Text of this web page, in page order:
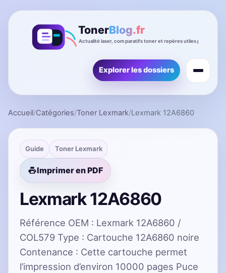
Explorer les dossiers
Accueil/Catégories/Toner Lexmark/Lexmark 12A6860
Guide Toner Lexmark
Imprimer en PDF
Lexmark 12A6860
Référence OEM : Lexmark 12A6860 /
COL579 Type : Cartouche 12A6860 noire
Contenance : Cette cartouche permet
l’impression d’environ 10000 pages Puce